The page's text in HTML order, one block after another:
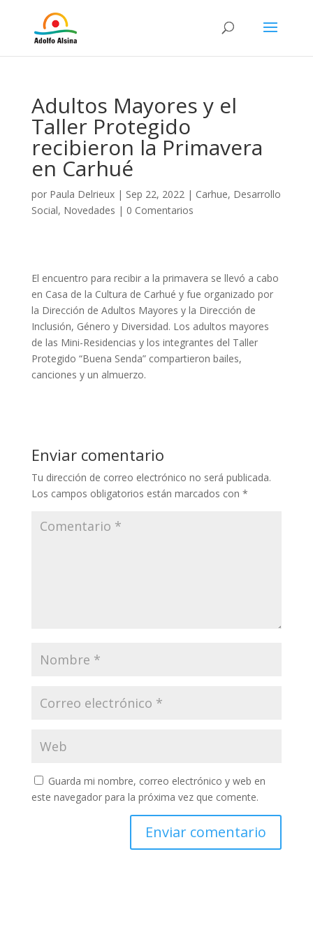
Adultos Mayores y el
Taller Protegido
recibieron la Primavera
en Carhué
por Paula Delrieux| Sep 22, 2022| Carhue, Desarrollo
Social, Novedades | 0 Comentarios
El encuentro para recibir a la primavera se llevó a cabo
en Casa de la Cultura de Carhué y fue organizado por
la Dirección de Adultos Mayores y la Dirección de
Inclusión, Género y Diversidad. Los adultos mayores
de las Mini-Residencias y los integrantes del Taller
Protegido “Buena Senda” compartieron bailes,
canciones y un almuerzo.
Enviar comentario
Tu dirección de correo electrónico no será publicada.
Los campos obligatorios están marcados con *
Guarda mi nombre, correo electrónico y web en
este navegador para la próxima vez que comente.